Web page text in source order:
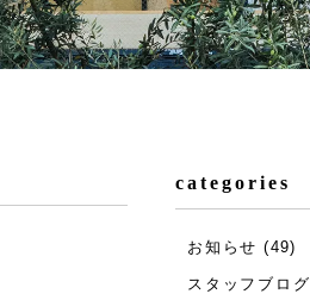
categories
お知らせ (49)
スタッフブログ